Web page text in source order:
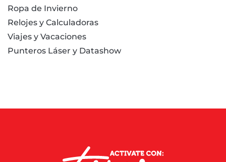
Ropa de Invierno
Relojes y Calculadoras
Viajes y Vacaciones
Punteros Láser y Datashow